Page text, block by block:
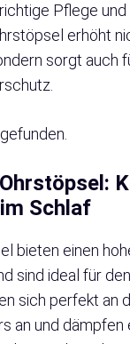
Pflege
erhöht
sorgt auch
Schlaf
bieten einen
sind ideal für
sich perfekt an
an und